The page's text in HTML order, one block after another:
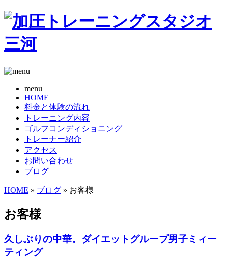
menu
HOME
料金と体験の流れ
トレーニング内容
ゴルフコンディショニング
トレーナー紹介
アクセス
お問い合わせ
ブログ
HOME » ブログ » お客様
お客様
久しぶりの中華。ダイエットグループ男子ミィー
ティング